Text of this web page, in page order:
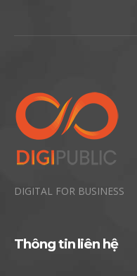
DIGITAL FOR BUSINESS
Thông tin liên hệ